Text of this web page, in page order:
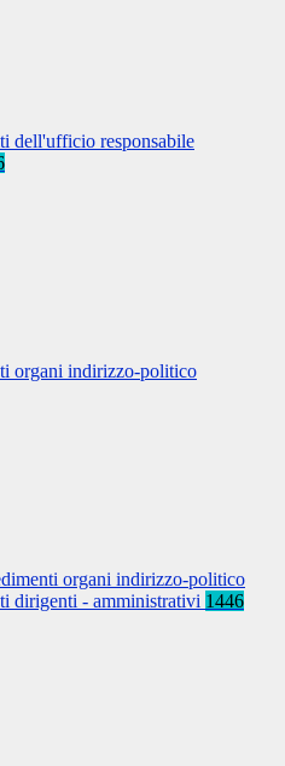
dell'ufficio responsabile
organi indirizzo-politico
organi indirizzo-politico
dirigenti - amministrativi 1446